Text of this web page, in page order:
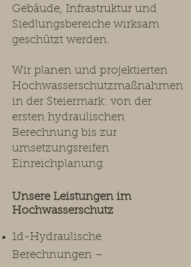
Gebäude, Infrastruktur und
Siedlungsbereiche wirksam
geschützt werden.
Wir planen und projektierten
Hochwasserschutzmaßnahmen
in der Steiermark: von der
ersten hydraulischen
Berechnung bis zur
umsetzungsreifen
Einreichplanung.​
Unsere Leistungen im
Hochwasserschutz ​
1d-Hydraulische
Berechnungen –